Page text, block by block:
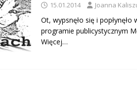
15.01.2014 Joanna
Ot, wypsnęło się i
programie publicystycznym
Więcej…